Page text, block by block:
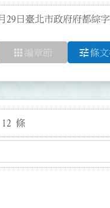
29日臺北市政府府都綜
apps 編章節 tune條
條